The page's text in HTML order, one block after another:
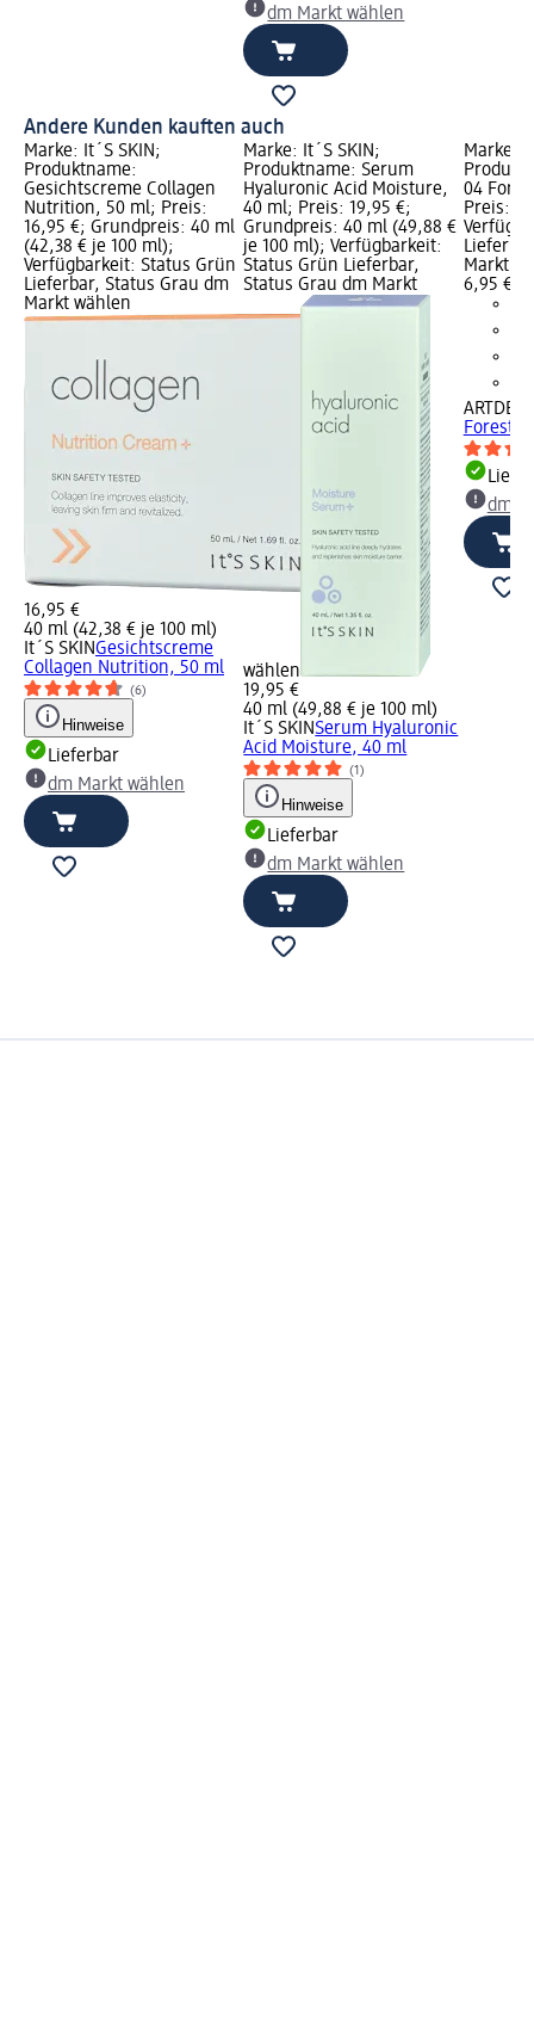
dm Markt wählen
Andere Kunden kauften auch
Marke: It´S SKIN;
Produktname:
Gesichtscreme Collagen
Nutrition, 50 ml; Preis:
16,95 €; Grundpreis: 40 ml
(42,38 € je 100 ml);
Verfügbarkeit: Status Grün
Lieferbar, Status Grau dm
Markt wählen
16,95 €
40 ml (42,38 € je 100 ml)
It´S SKINGesichtscreme
Collagen Nutrition, 50 ml
(6)
Hinweise
Lieferbar
dm Markt wählen
Marke: It´S SKIN;
Produktname: Serum
Hyaluronic Acid Moisture,
40 ml; Preis: 19,95 €;
Grundpreis: 40 ml (49,88 €
je 100 ml); Verfügbarkeit:
Status Grün Lieferbar,
Status Grau dm Markt
wählen
19,95 €
40 ml (49,88 € je 100 ml)
It´S SKINSerum Hyaluronic
Acid Moisture, 40 ml
(1)
Hinweise
Lieferbar
dm Markt wählen
Marke:
04
Preis:
Markt
6,95 €
Forest
dm